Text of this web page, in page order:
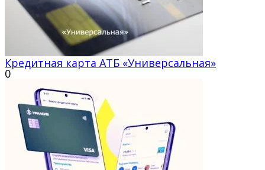
Кредитная карта АТБ «Универсальная»
0